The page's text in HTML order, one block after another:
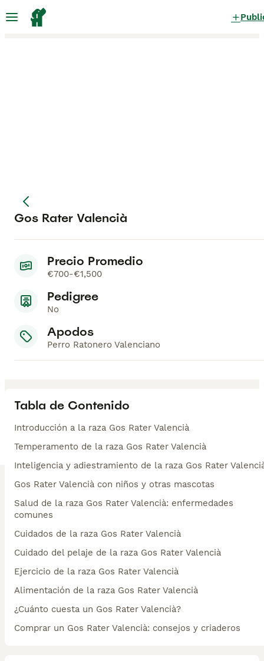
Gos Rater Valencià
Precio Promedio
€700-€1,500
Pedigree
No
Apodos
Perro Ratonero Valenciano
Tabla de Contenido
Introducción a la raza Gos Rater Valencià
Temperamento de la raza Gos Rater Valencià
Inteligencia y adiestramiento de la raza Gos Rater
Gos Rater Valencià con niños y otras mascotas
Salud de la raza Gos Rater Valencià: enfermedades
comunes
Cuidados de la raza Gos Rater Valencià
Cuidado del pelaje de la raza Gos Rater Valencià
Ejercicio de la raza Gos Rater Valencià
Alimentación de la raza Gos Rater Valencià
¿Cuánto cuesta un Gos Rater Valencià?
Comprar un Gos Rater Valencià: consejos y criaderos